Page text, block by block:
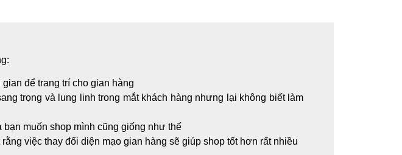
để trang trí cho gian hàng
trọng và lung linh trong mắt khách hàng nhưng lại không biết làm
bạn muốn shop mình cũng giống như thế
việc thay đổi diện mạo gian hàng sẽ giúp shop tốt hơn rất nhiều